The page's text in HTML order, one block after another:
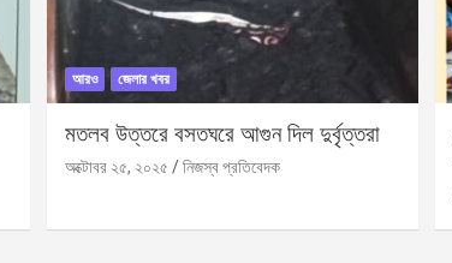
আরও জেলার খবর
মতলব উত্তরে বসতঘরে আগুন দিল দুর্বৃত্তরা
অক্টোবর ২৫, ২০২৫ নিজস্ব প্রতিবেদক